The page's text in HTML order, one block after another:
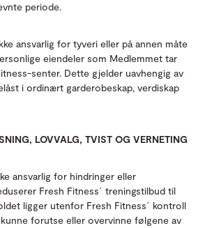
periode.
ansvarlig for tyveri eller på annen måte
eiendeler som Medlemmet tar
senter. Dette gjelder uavhengig av
i ordinært garderobeskap, verdiskap
LOVVALG, TVIST OG VERNETING
ansvarlig for hindringer eller
Fresh Fitness´ treningstilbud til
ligger utenfor Fresh Fitness´ kontroll
forutse eller overvinne følgene av